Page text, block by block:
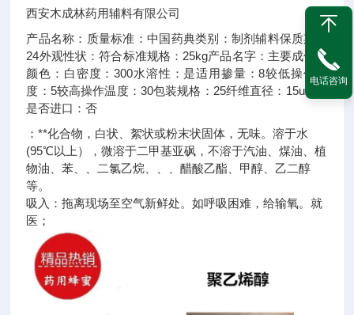
西安木成林药用辅料有限公司
产品名称： 质量标准： 中国药典类别： 制剂辅料保质期：
24外观性状：符合标准规格： 25kg产品名字： 主要成份：
颜色： 白 密度：300水溶性： 是适用掺量：8较低操作温
度： 5较高操作温度： 30包装规格： 25纤维直径： 15um±3
是否进口：否
：**化合物，白状、絮状或粉末状固体，无味。溶于水
(95℃以上），微溶于二甲基亚砜，不溶于汽油、煤油、植
物油、苯、、二氯乙烷、、、醋酸乙酯、甲醇、乙二醇
等。
吸入：拖离现场至空气新鲜处。如呼吸困难，给输氧。就
医；
电话咨询